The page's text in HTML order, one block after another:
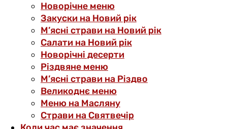
Новорічне меню
Закуски на Новий рік
М’ясні страви на Новий рік
Салати на Новий рік
Новорічні десерти
Різдвяне меню
М’ясні страви на Різдво
Великоднє меню
Меню на Масляну
Страви на Святвечір